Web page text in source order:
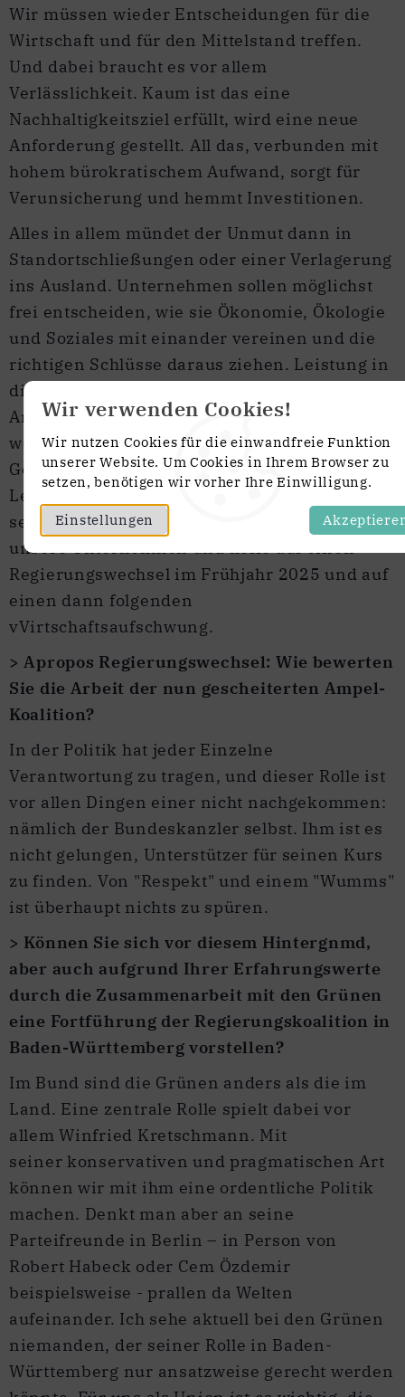
Wir verwenden Cookies!
Wir nutzen Cookies für die einwandfreie Funktion
unserer Website. Um Cookies in Ihrem Browser zu
setzen, benötigen wir vorher Ihre Einwilligung.
Einstellungen
Wir müssen wieder Entscheidungen für die
Wirtschaft und für den Mittelstand treffen.
Und dabei braucht es vor allem
Verlässlichkeit. Kaum ist das eine
Nachhaltigkeitsziel erfüllt, wird eine neue
Anforderung gestellt. All das, verbunden mit
hohem bürokratischem Aufwand, sorgt für
Verunsicherung und hemmt Investitionen.
Alles in allem mündet der Unmut dann in
Standortschließungen oder einer Verlagerung
ins Ausland. Unternehmen sollen möglichst
frei entscheiden, wie sie Ökonomie, Ökologie
und Soziales mit einander vereinen und die
richtigen Schlüsse daraus ziehen. Leistung in
diesem Land muss sich wieder lohnen. Die
Arbeitszeiten müssen dringend flexibilisiert
werden. Wertschätzung erfährt der, der für die
Gesellschaft etwas leistet. Staatliche
Leistungen mit der Gießkanne auszuschütten,
setzt falsche Anreize. Ich habe Vertrauen in
unsere Unternehmen und hoffe auf einen
Regierungswechsel im Frühjahr 2025 und auf
einen dann folgenden
vVirtschaftsaufschwung.
> Apropos Regierungswechsel: Wie bewerten
Sie die Arbeit der nun gescheiterten Ampel-
Koalition?
In der Politik hat jeder Einzelne
Verantwortung zu tragen, und dieser Rolle ist
vor allen Dingen einer nicht nachgekommen:
nämlich der Bundeskanzler selbst. Ihm ist es
nicht gelungen, Unterstützer für seinen Kurs
zu finden. Von "Respekt" und einem "Wumms"
ist überhaupt nichts zu spüren.
> Können Sie sich vor diesem Hintergnmd,
aber auch aufgrund Ihrer Erfahrungswerte
durch die Zusammenarbeit mit den Grünen
eine Fortführung der Regierungskoalition in
Baden-Württemberg vorstellen?
Im Bund sind die Grünen anders als die im
Land. Eine zentrale Rolle spielt dabei vor
allem Winfried Kretschmann. Mit
seiner konservativen und pragmatischen Art
können wir mit ihm eine ordentliche Politik
machen. Denkt man aber an seine
Parteifreunde in Berlin – in Person von
Robert Habeck oder Cem Özdemir
beispielsweise - prallen da Welten
aufeinander. Ich sehe aktuell bei den Grünen
niemanden, der seiner Rolle in Baden-
Württemberg nur ansatzweise gerecht werden